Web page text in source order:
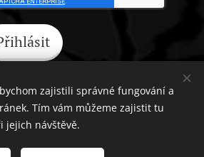
zajistili správné fungování a
Tím vám můžeme zajistit tu
jejich návštěvě.